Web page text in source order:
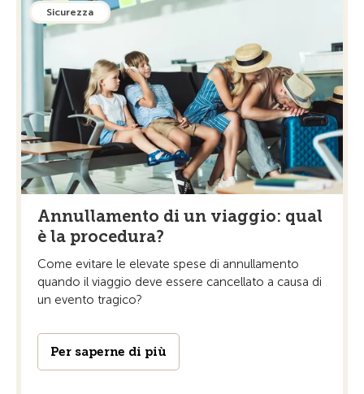
Sicurezza
Annullamento di un viaggio: qual
è la procedura?
Come evitare le elevate spese di annullamento
quando il viaggio deve essere cancellato a causa di
un evento tragico?
Per saperne di più